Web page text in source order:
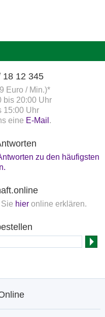
18 12 345
Euro / Min.)*
bis 20:00 Uhr
15:00 Uhr
eine E-Mail .
zu den häufigsten
hier online erklären.